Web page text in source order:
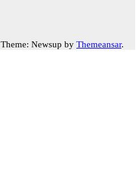
Theme: Newsup by Themeansar.